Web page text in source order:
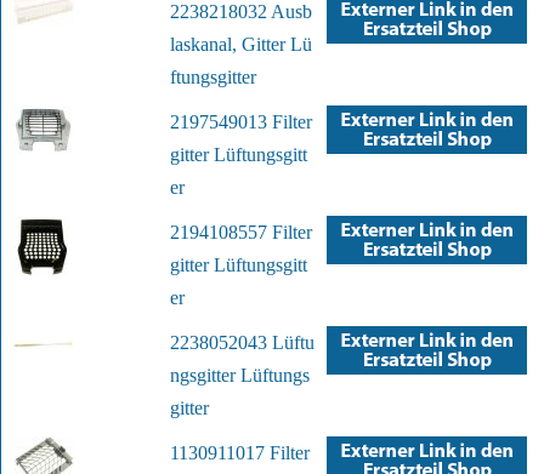
2238218032 Ausb
laskanal, Gitter Lü
ftungsgitter
2197549013 Filter
gitter Lüftungsgitt
er
2194108557 Filter
gitter Lüftungsgitt
er
2238052043 Lüftu
ngsgitter Lüftungs
gitter
1130911017 Filter